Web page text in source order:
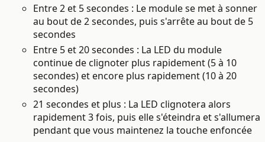
Entre 2 et 5 secondes : Le module se met à sonner
au bout de 2 secondes, puis s'arrête au bout de 5
secondes
Entre 5 et 20 secondes : La LED du module
continue de clignoter plus rapidement (5 à 10
secondes) et encore plus rapidement (10 à 20
secondes)
21 secondes et plus : La LED clignotera alors
rapidement 3 fois, puis elle s'éteindra et s'allumera
pendant que vous maintenez la touche enfoncée